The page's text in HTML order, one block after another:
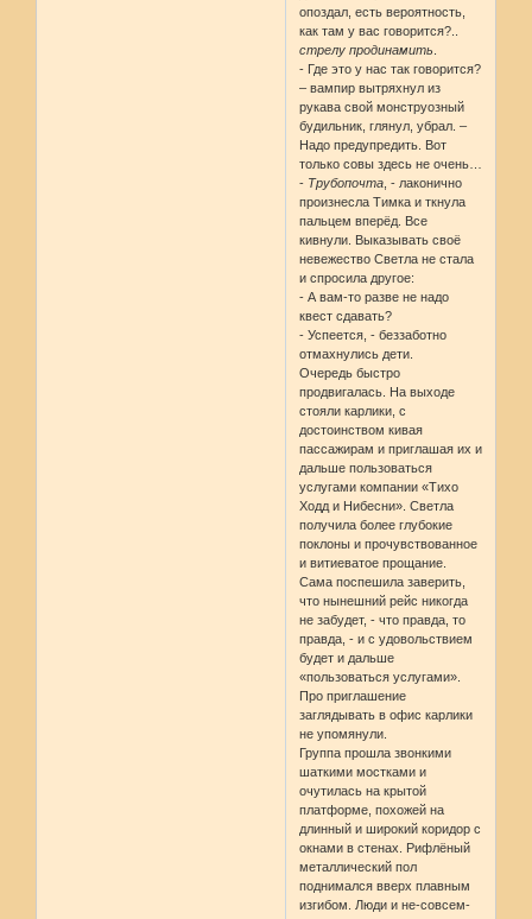
опоздал, есть вероятность,
как там у вас говорится?..
стрелу продинамить
- Где это у нас так говорится?
– вампир вытряхнул из
рукава свой монструозный
будильник, глянул, убрал. –
Надо предупредить. Вот
только совы здесь не очень…
- Трубопочта , - лаконично
произнесла Тимка и ткнула
пальцем вперёд. Все
кивнули. Выказывать своё
невежество Светла не стала
и спросила другое:
- А вам-то разве не надо
квест сдавать?
- Успеется, - беззаботно
отмахнулись дети.
Очередь быстро
продвигалась. На выходе
стояли карлики, с
достоинством кивая
пассажирам и приглашая их и
дальше пользоваться
услугами компании «Тихо
Ходд и Нибесни». Светла
получила более глубокие
поклоны и прочувствованное
и витиеватое прощание.
Сама поспешила заверить,
что нынешний рейс никогда
не забудет, - что правда, то
правда, - и с удовольствием
будет и дальше
«пользоваться услугами».
Про приглашение
заглядывать в офис карлики
не упомянули.
Группа прошла звонкими
шаткими мостками и
очутилась на крытой
платформе, похожей на
длинный и широкий коридор с
окнами в стенах. Рифлёный
металлический пол
поднимался вверх плавным
изгибом. Люди и не-совсем-